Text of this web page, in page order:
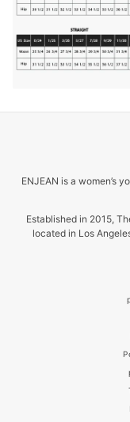
ENJEAN is a women’s
Established in 2015,
located in Los